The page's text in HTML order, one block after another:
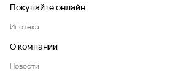
Покупайте онлайн
Ипотека
О компании
Новости